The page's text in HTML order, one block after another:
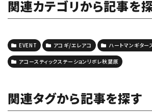
関連カテゴリから記事を
EVENT アコギ/エレアコ ハートマンギター
アコースティックステーションリボレ秋葉原
関連タグから記事を探す